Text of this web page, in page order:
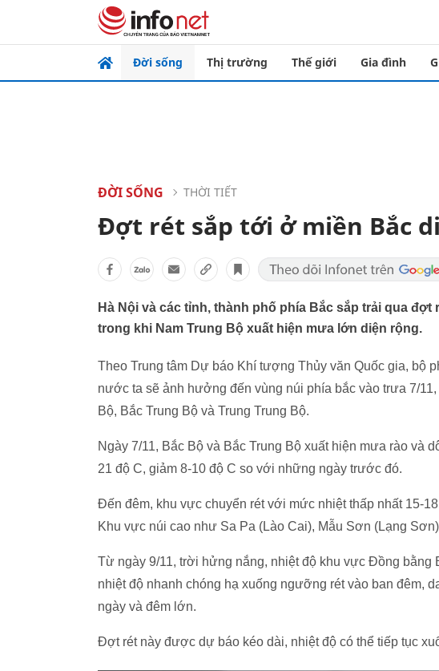
Đời sống Thị trường Thế giới Gia đình
ĐỜI SỐNG THỜI TIẾT
Đợt rét sắp tới ở miền Bắc
Hà Nội và các tỉnh, thành phố phía Bắc sắp trải qua
trong khi Nam Trung Bộ xuất hiện mưa lớn diện rộng.
Theo Trung tâm Dự báo Khí tượng Thủy văn Quốc gia, bộ
nước ta sẽ ảnh hưởng đến vùng núi phía bắc vào trưa 7/
Bộ, Bắc Trung Bộ và Trung Trung Bộ.
Ngày 7/11, Bắc Bộ và Bắc Trung Bộ xuất hiện mưa rào và
21 độ C, giảm 8-10 độ C so với những ngày trước đó.
Đến đêm, khu vực chuyển rét với mức nhiệt thấp nhất 15-
Khu vực núi cao như Sa Pa (Lào Cai), Mẫu Sơn (Lạng
Từ ngày 9/11, trời hửng nắng, nhiệt độ khu vực Đồng bằng
nhiệt độ nhanh chóng hạ xuống ngưỡng rét vào ban đêm,
ngày và đêm lớn.
Đợt rét này được dự báo kéo dài, nhiệt độ có thể tiếp tục